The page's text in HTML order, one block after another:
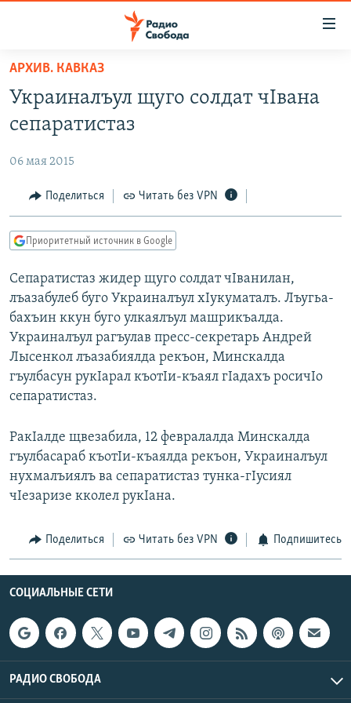
упрощенного
доступа
основному
Вернутся
главной
навигации
Вернутся
поиску
ПОДКАСТЫ
АВТОРСКИЕ ПРОЕКТЫ
ЦИТАТЫ СВОБОДЫ
МНЕНИЯ
IDEL.РЕАЛИИ
КАВКАЗ.РЕАЛИИ
СЕВЕР.РЕАЛИИ
СИБИРЬ.РЕАЛИИ
РАСПИСАНИЕ ВЕЩАНИЯ
ПОДПИШИТЕСЬ НА РАССЫЛКУ
СОЦИАЛЬНЫЕ СЕТИ
Все сайты РСЕ/РС
АРХИВ. КАВКАЗ
Украиналъул щуго солдат чIвана
сепаратистаз
06 мая 2015
Поделиться Читать без VPN
Приоритетный источник в Google
Сепаратистаз жидер щуго солдат чIванилан,
лъазабулеб буго Украиналъул хIукуматалъ. Лъугьа-
бахъин ккун буго улкаялъул машрикъалда.
Украиналъул рагъулав пресс-секретарь Андрей
Лысенкол лъазабиялда рекъон, Минскалда
гъулбасун рукIарал къотIи-къаял гIадахъ росичIо
сепаратистаз.
РакIалде щвезабила, 12 февралалда Минскалда
гъулбасараб къотIи-къаялда рекъон, Украиналъул
нухмалъиялъ ва сепаратистаз тунка-гIусиял
чIезаризе кколел рукIана.
Поделиться Читать без VPN Подпишитесь
СОЦИАЛЬНЫЕ СЕТИ
РАДИО СВОБОДА